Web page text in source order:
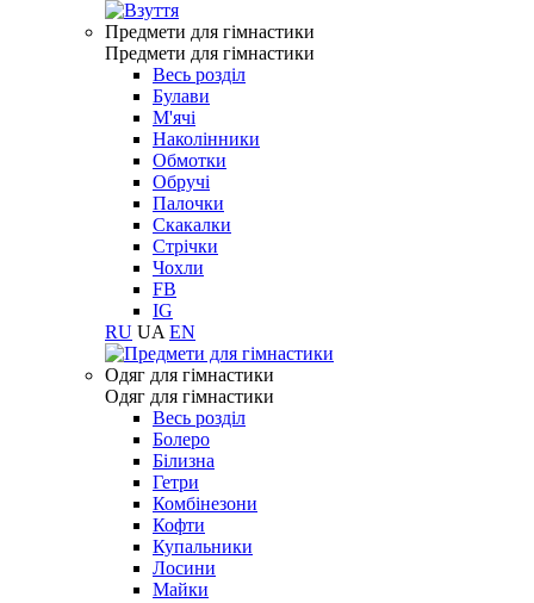
Предмети для гімнастики
Предмети для гімнастики
Весь розділ
Булави
М'ячі
Наколінники
Обмотки
Обручі
Палочки
Скакалки
Стрічки
Чохли
FB
IG
RU UA EN
Одяг для гімнастики
Одяг для гімнастики
Весь розділ
Болеро
Білизна
Гетри
Комбінезони
Кофти
Купальники
Лосини
Майки